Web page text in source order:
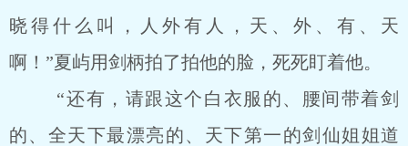
晓得什么叫，人外有人，天、外、有、天
啊！”夏屿用剑柄拍了拍他的脸，死死盯着他。
“还有，请跟这个白衣服的、腰间带着剑
的、全天下最漂亮的、天下第一的剑仙姐姐道